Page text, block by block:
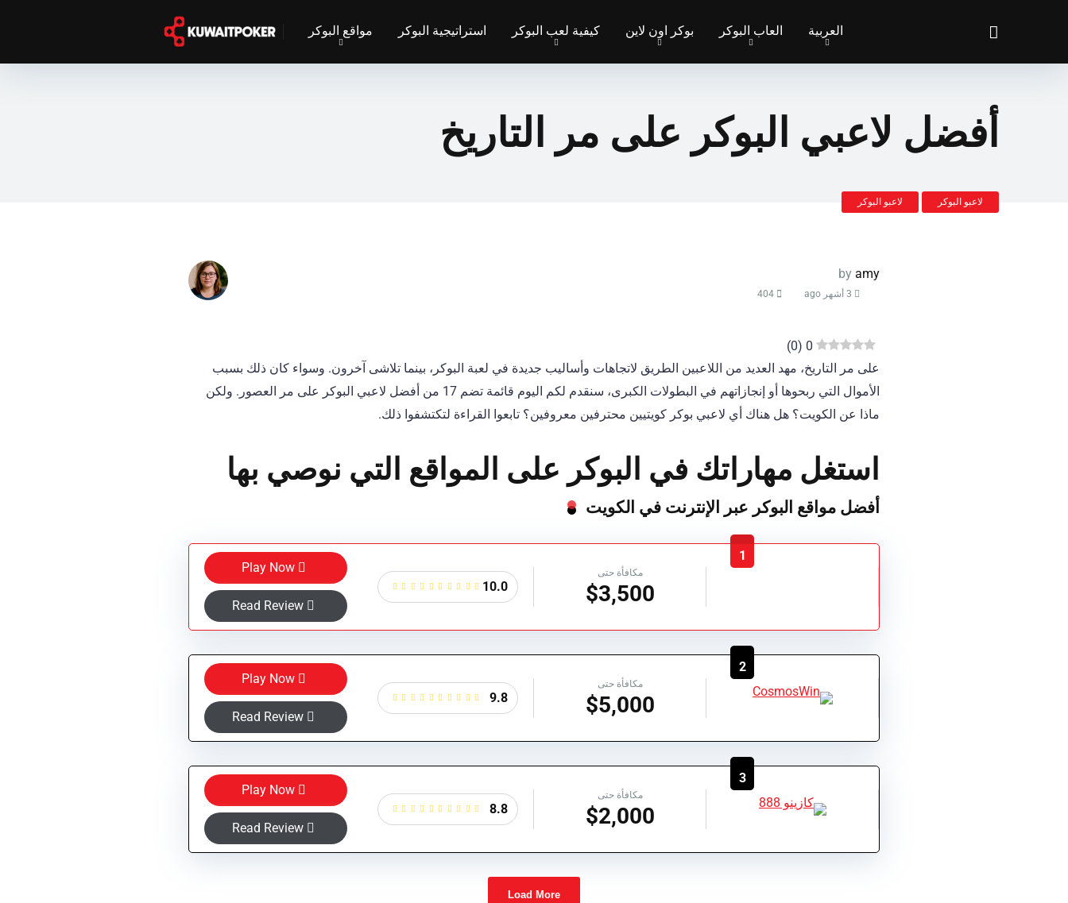
مواقع البوكر استراتيجية البوكر كيفية لعب البوكر بوكر اون لاين العاب البوكر العربية
أفضل لاعبي البوكر على مر التاريخ
لاعبو البوكر لاعبو البوكر
by amy
0
(
0
)
على مر التاريخ، مهد العديد من اللاعبين الطريق لاتجاهات وأساليب جديدة في لعبة البوكر، بينما تلاشى آخرون. وسواء كان ذلك بسبب
الأموال التي ربحوها أو إنجازاتهم في البطولات الكبرى، سنقدم لكم اليوم قائمة تضم 17 من أفضل لاعبي البوكر على مر العصور. ولكن
ماذا عن الكويت؟ هل هناك أي لاعبي بوكر كويتيين محترفين معروفين؟ تابعوا القراءة لتكتشفوا ذلك.
استغل مهاراتك في البوكر على المواقع التي نوصي بها
أفضل مواقع البوكر عبر الإنترنت في الكويت
1
مكافأة حتى
$3,500
10.0
Play Now
2
مكافأة حتى
$5,000
9.8
Play Now
3
مكافأة حتى
$2,000
8.8
Play Now
Load More